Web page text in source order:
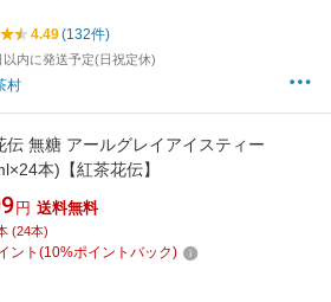
4.49(132件)
以内に発送予定(日祝定休)
村
伝 無糖 アールグレイアイスティー
本)【紅茶花伝】
円 送料無料
(24本)
ント (10%ポイントバック)